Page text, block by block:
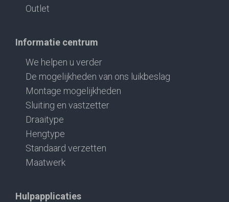
Outlet
Informatie centrum
We helpen u verder
De mogelijkheden van ons luikbeslag
Montage mogelijkheden
Sluiting en vastzetter
Draaitype
Hengtype
Standaard verzetten
Maatwerk
Hulpapplicaties